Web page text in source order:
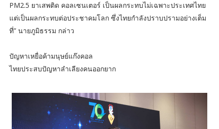
PM2.5 ยาเสพติด คอลเซนเตอร์ เป็นผลกระทบไม่เฉพาะประเทศไทย
แต่เป็นผลกระทบต่อประชาคมโลก ซึ่งไทยกำลังปราบปรามอย่างเต็ม
ที่” นายภูมิธรรม กล่าว
ปัญหาเหยื่อค้ามนุษย์แก๊งคอล
ไทยประสบปัญหาลำเลียงคนออกยาก